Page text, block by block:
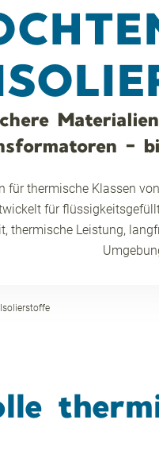
-
thermische Klassen
für
thermische Leistung,